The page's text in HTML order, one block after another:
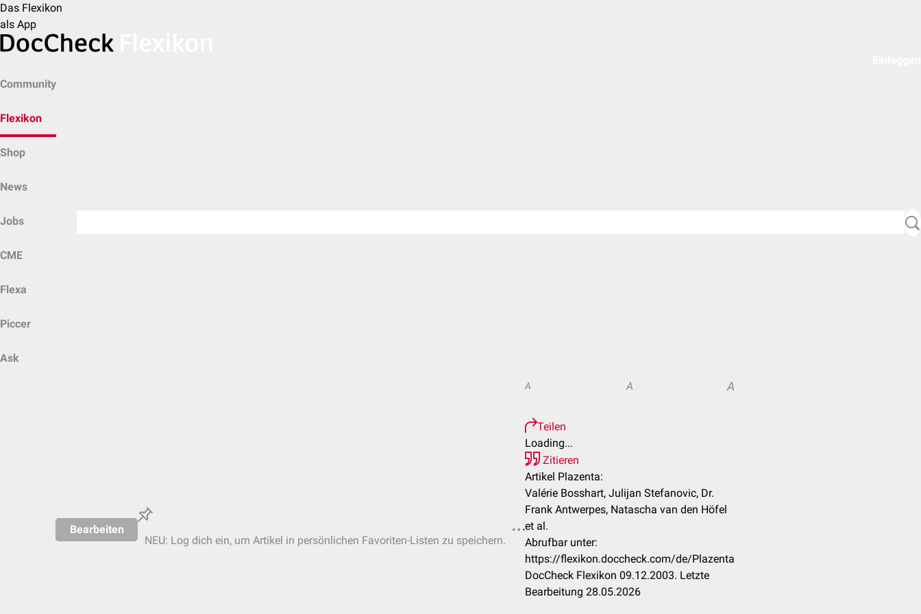
Das Flexikon
als App
Community
Flexikon
Shop
News
Jobs
CME
Flexa
Piccer
Ask
Bearbeiten
NEU: Log dich ein, um Artikel in persönlichen Favoriten-Listen zu speichern.
A A A
Teilen
Loading...
Zitieren
Artikel Plazenta:
Valérie Bosshart, Julijan Stefanovic, Dr.
Frank Antwerpes, Natascha van den Höfel
et al.
Abrufbar unter:
https://flexikon.doccheck.com/de/Plazenta
DocCheck Flexikon 09.12.2003. Letzte
Bearbeitung 28.05.2026